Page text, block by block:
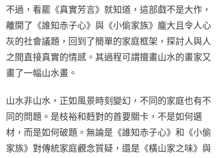
不過，看罷《真實芳言》就知道，這部戲不是大作，
離開了《誰知赤子心》與《小偷家族》龐大且令人心
灰的社會議題，回到了簡單的家庭框架，探討人與人
之間直接真實的情感。其過程可謂擅畫山水的畫家又
畫了一幅山水畫。
山水非山水，正如風景時刻變幻，不同的家庭也有不
同的問題。是枝裕和麪對的首要關卡，不是如何選
材，而是如何破題。無論是《誰知赤子心》和《小偷
家族》對傳統家庭觀念質疑，還是《橫山家之味》與